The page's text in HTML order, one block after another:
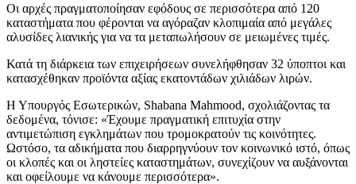
Οι αρχές πραγματοποίησαν εφόδους σε περισσότερα από 120
καταστήματα που φέρονται να αγόραζαν κλοπιμαία από μεγάλες
αλυσίδες λιανικής για να τα μεταπωλήσουν σε μειωμένες τιμές.
Κατά τη διάρκεια των επιχειρήσεων συνελήφθησαν 32 ύποπτοι και
κατασχέθηκαν προϊόντα αξίας εκατοντάδων χιλιάδων λιρών.
Η Υπουργός Εσωτερικών, Shabana Mahmood, σχολιάζοντας τα
δεδομένα, τόνισε: «Έχουμε πραγματική επιτυχία στην
αντιμετώπιση εγκλημάτων που τρομοκρατούν τις κοινότητες.
Ωστόσο, τα αδικήματα που διαρρηγνύουν τον κοινωνικό ιστό, όπως
οι κλοπές και οι ληστείες καταστημάτων, συνεχίζουν να αυξάνονται
και οφείλουμε να κάνουμε περισσότερα».